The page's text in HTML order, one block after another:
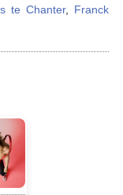
te Chanter, Franck